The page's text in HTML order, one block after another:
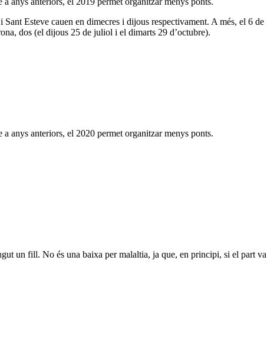
Esteve cauen en dimecres i dijous respectivament. A més, el 6 de
dos (el dijous 25 de juliol i el dimarts 29 d’octubre).
anys anteriors, el 2020 permet organitzar menys ponts.
un fill. No és una baixa per malaltia, ja que, en principi, si el part va